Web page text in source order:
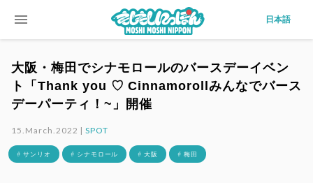
menu 日本語
大阪・梅田でシナモロールのバースデーイベン
ト「Thank you ♡ Cinnamorollみんなでバース
デーパーティ！~」開催
15.March.2022 |SPOT
# サンリオ # シナモロール # 大阪 # 梅田